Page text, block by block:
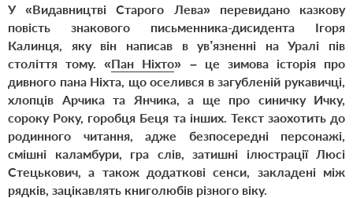
У «Видавництві Старого Лева» перевидано казкову
повість знакового письменника-дисидента Ігоря
Калинця , яку він написав в ув’язненні на Уралі пів
століття тому.
«Пан Ніхто» – це зимова історія про
дивного пана Ніхта, що оселився в загубленій рукавичці,
хлопців Арчика та Янчика, а ще про синичку Ичку,
сороку Року, горобця Беця та інших. Текст заохотить до
родинного читання, адже безпосередні персонажі,
смішні каламбури, гра слів, затишні ілюстрації Люсі
Стецькович, а також додаткові сенси, закладені між
рядків, зацікавлять книголюбів різного віку.